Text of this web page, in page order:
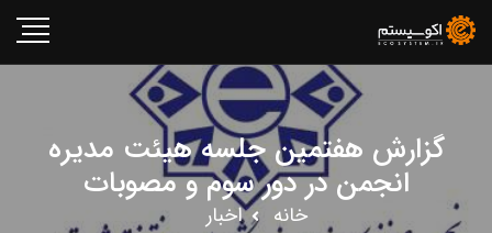
گزارش هفتمین جلسه هیئت مدیره
انجمن در دور سوم و مصوبات
خانه اخبار